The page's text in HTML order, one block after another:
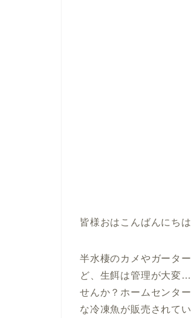
皆様おはこんばんにちは
半水棲のカメやガータ
ど、生餌は管理が大変
せんか？ホームセンタ
な冷凍魚が販売されて